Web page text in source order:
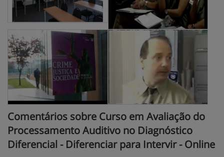
Comentários sobre Curso em Avaliação do
Processamento Auditivo no Diagnóstico
Diferencial - Diferenciar para Intervir - Online